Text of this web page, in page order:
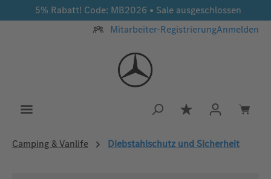
Zum Hauptinhalt springen
5% Rabatt! Code: MB2026 • Sale ausgeschlossen
Mitarbeiter-RegistrierungAnmelden
Du hast 0
Camping & Vanlife Diebstahlschutz und Sicherheit